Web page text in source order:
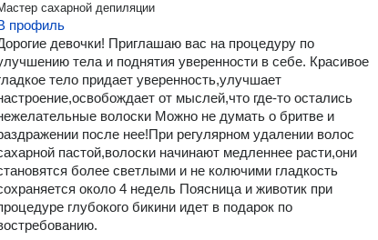
сахарной депиляции
профиль
девочки! Приглашаю вас на процедуру по
тела и поднятия уверенности в себе. Красивое
тело придает уверенность,улучшает
от мыслей,что где-то остались
волоски Можно не думать о бритве и
после нее!При регулярном удалении волос
пастой,волоски начинают медленнее расти,они
более светлыми и не колючими ‍гладкость
около 4 недель Поясница и животик при
глубокого бикини идет в подарок по